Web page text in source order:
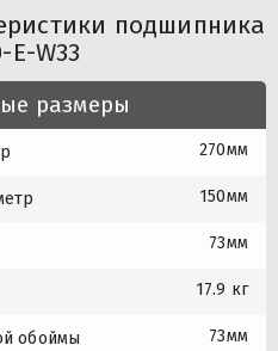
подшипника
E-W33
размеры
270мм
150мм
73мм
17.9 кг
обоймы 73мм